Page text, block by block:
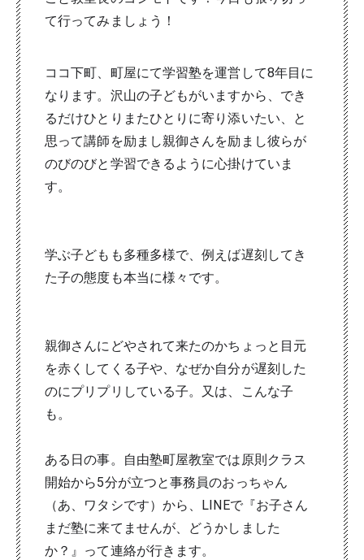
て行ってみましょう！
ココ下町、町屋にて学習塾を運営して8年目に
なります。沢山の子どもがいますから、でき
るだけひとりまたひとりに寄り添いたい、と
思って講師を励まし親御さんを励まし彼らが
のびのびと学習できるように心掛けていま
す。
学ぶ子どもも多種多様で、例えば遅刻してき
た子の態度も本当に様々です。
親御さんにどやされて来たのかちょっと目元
を赤くしてくる子や、なぜか自分が遅刻した
のにプリプリしている子。又は、こんな子
も。
ある日の事。自由塾町屋教室では原則クラス
開始から5分が立つと事務員のおっちゃん
（あ、ワタシです）から、LINEで『お子さん
まだ塾に来てませんが、どうかしました
か？』って連絡が行きます。